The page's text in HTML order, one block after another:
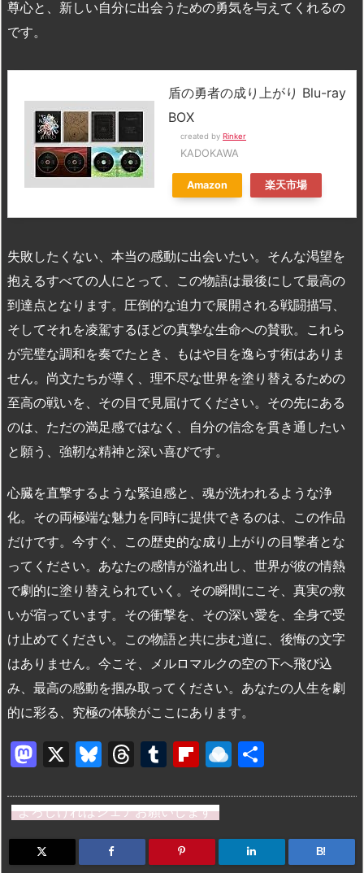
尊心と、新しい自分に出会うための勇気を与えてくれるの
です。
盾の勇者の成り上がり Blu-ray
BOX
created by Rinker
KADOKAWA
Amazon 楽天市場
失敗したくない、本当の感動に出会いたい。そんな渇望を
抱えるすべての人にとって、この物語は最後にして最高の
到達点となります。圧倒的な迫力で展開される戦闘描写、
そしてそれを凌駕するほどの真摯な生命への賛歌。これら
が完璧な調和を奏でたとき、もはや目を逸らす術はありま
せん。尚文たちが導く、理不尽な世界を塗り替えるための
至高の戦いを、その目で見届けてください。その先にある
のは、ただの満足感ではなく、自分の信念を貫き通したい
と願う、強靭な精神と深い喜びです。
心臓を直撃するような緊迫感と、魂が洗われるような浄
化。その両極端な魅力を同時に提供できるのは、この作品
だけです。今すぐ、この歴史的な成り上がりの目撃者とな
ってください。あなたの感情が溢れ出し、世界が彼の情熱
で劇的に塗り替えられていく。その瞬間にこそ、真実の救
いが宿っています。その衝撃を、その深い愛を、全身で受
け止めてください。この物語と共に歩む道に、後悔の文字
はありません。今こそ、メルロマルクの空の下へ飛び込
み、最高の感動を掴み取ってください。あなたの人生を劇
的に彩る、究極の体験がここにあります。
M
st
o
d
X
Bl
e
s
k
T
e
a
d
T
m
bl
r
Fl
b
o
ar
R
n
dr
o
よろしければシェアお願いします
B!